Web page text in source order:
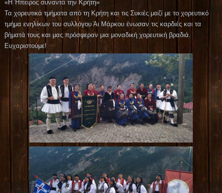
«Η Ήπειρος συναντά την Κρήτη»
Τα χορευτικά τμήματα από τη Κρήτη και τις Συκιές μαζί με το χορευτικό
τμήμα ενηλίκων του συλλόγου Άι Μάρκου ένωσαν τις καρδιές και τα
βήματά τους και μας πρόσφεραν μια μοναδική χορευτική βραδιά.
Ευχαριστούμε!